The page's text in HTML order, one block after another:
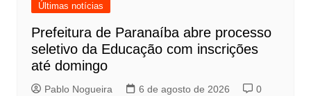
Últimas notícias
Prefeitura de Paranaíba abre processo
seletivo da Educação com inscrições
até domingo
Pablo Nogueira 6 de agosto de 2026 0